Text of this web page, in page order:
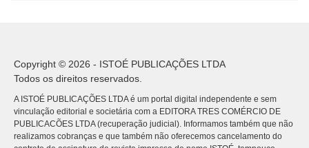
Copyright © 2026 - ISTOÉ PUBLICAÇÕES LTDA
Todos os direitos reservados.
A ISTOÉ PUBLICAÇÕES LTDA é um portal digital independente e sem
vinculação editorial e societária com a EDITORA TRES COMÉRCIO DE
PUBLICACÕES LTDA (recuperação judicial). Informamos também que não
realizamos cobranças e que também não oferecemos cancelamento do